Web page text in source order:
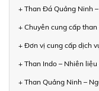
+ Than Đá Quảng Ninh
+ Chuyên cung cấp
+ Đơn vị cung cấp dịch
+ Than Indo – Nhiên
+ Than Quảng Ninh –